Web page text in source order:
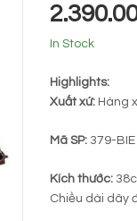
In Stock
Highlights:
Xuất xứ: Hàng
Mã SP: 379-BIE
Kích thước:
Chiều dài dây